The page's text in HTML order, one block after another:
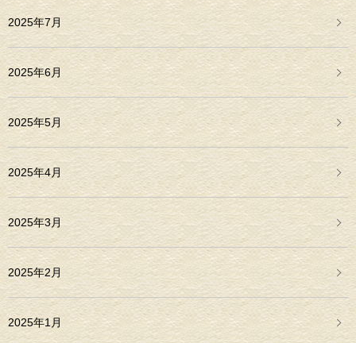
2025年7月
2025年6月
2025年5月
2025年4月
2025年3月
2025年2月
2025年1月